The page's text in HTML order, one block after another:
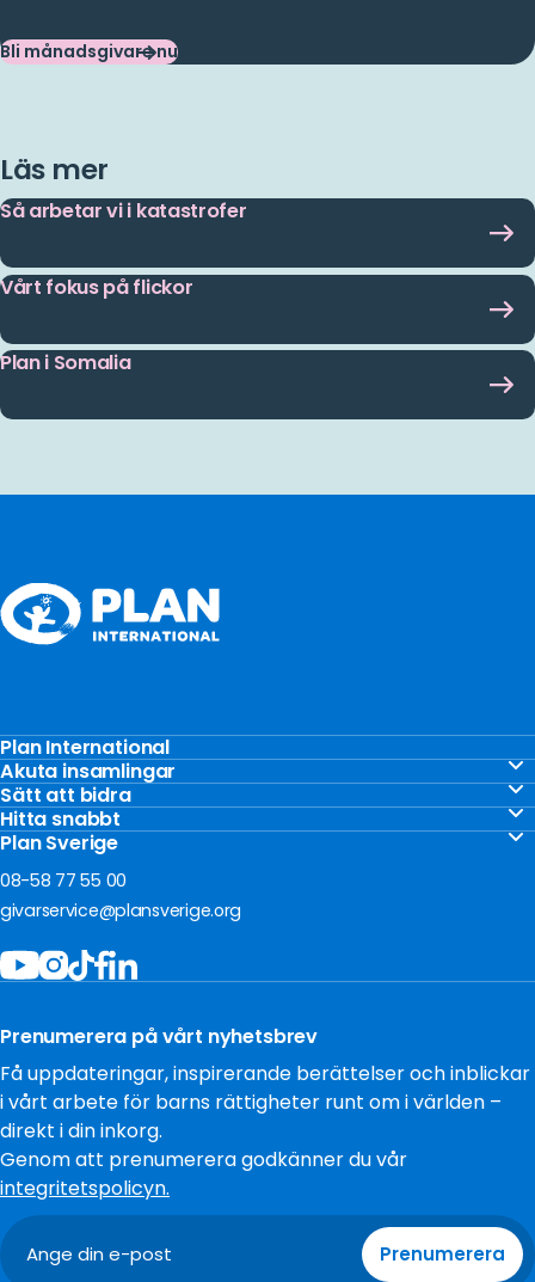
Bli månadsgivare nu
Läs mer
Så arbetar vi i katastrofer
Vårt fokus på flickor
Plan i Somalia
Plan International
Stöd barnen
Vårt arbete
För företag
Om oss
Akuta insamlingar
Akut insamling Gaza
Akut insamling Ukraina
Sätt att bidra
Gåvoshop
Ge en gåva
Bli månadsgivare
Starta egen insamling
Bidra som företag
Testamentera
Hitta snabbt
Kontakta oss
Frågor och svar
Jobba hos oss
Policys och villkor
Tillgänglighet
Cookies
Plan Sverige
08-58 77 55 00
givarservice@plansverige.org
Prenumerera på vårt nyhetsbrev
Få uppdateringar, inspirerande berättelser och inblickar
i vårt arbete för barns rättigheter runt om i världen –
direkt i din inkorg.
Genom att prenumerera godkänner du vår
integritetspolicyn.
Prenumerera